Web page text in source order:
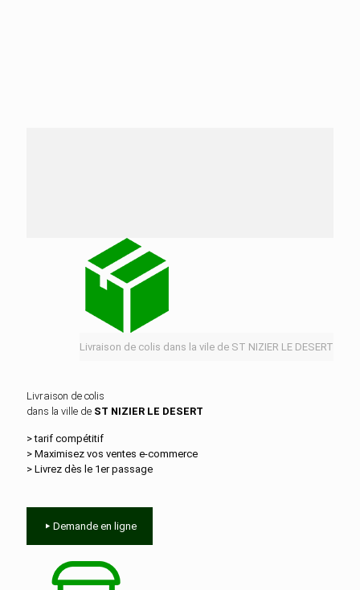
Livraison de colis dans la vile de ST NIZIER LE DESERT
Livraison de colis
dans la ville de ST NIZIER LE DESERT
> tarif compétitif
> Maximisez vos ventes e‑commerce
> Livrez dès le 1er passage
Demande en ligne